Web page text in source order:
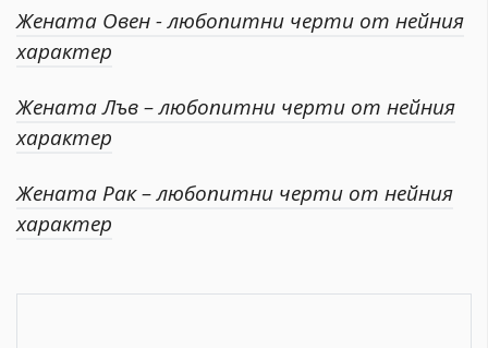
Жената Овен - любопитни черти от нейния
характер
Жената Лъв – любопитни черти от нейния
характер
Жената Рак – любопитни черти от нейния
характер